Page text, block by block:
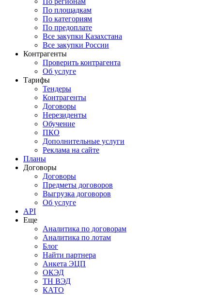
По площадкам
По категориям
По предоплате
Все закупки Казахстана
Все закупки России
Контрагенты
Проверить контрагента
Об услуге
Тарифы
Тендеры
Контрагенты
Договоры
Нерезиденты
Обучение
ПКО
Дополнительные услуги
Реклама на сайте
Планы
Договоры
Договоры
Предметы договоров
Выгрузка договоров
Об услуге
API
Еще
Аналитика по договорам
Аналитика по лотам
Блог
Найти партнера
Анкета ЭЦП
ОКЭД
ТН ВЭД
КАТО